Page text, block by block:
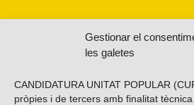
Gestionar el
les galetes
CANDIDATURA UNITAT POPULAR
pròpies i de tercers amb finalitat